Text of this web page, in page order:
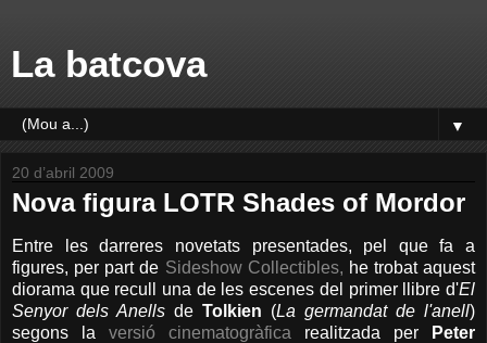
La batcova
▼
20 d’abril 2009
Nova figura LOTR Shades of Mordor
Entre les darreres novetats presentades, pel que fa a
figures, per part de Sideshow Collectibles, he trobat aquest
diorama que recull una de les escenes del primer llibre d'El
Senyor dels Anells de Tolkien (La germandat de l'anell)
segons la versió cinematogràfica realitzada per
Peter